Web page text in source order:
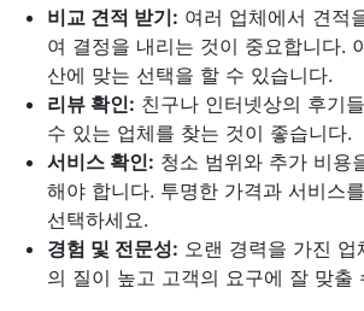
비교 견적 받기: 여러 업체에서 견적
여 결정을 내리는 것이 중요합니다.
산에 맞는 선택을 할 수 있습니다.
리뷰 확인: 친구나 인터넷상의 후기
수 있는 업체를 찾는 것이 좋습니다.
서비스 확인: 청소 범위와 추가 비용
해야 합니다. 투명한 가격과 서비스
선택하세요.
경험 및 전문성: 오랜 경력을 가진 업
의 질이 높고 고객의 요구에 잘 맞출